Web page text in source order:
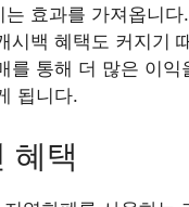
는 효과를 가져옵니다
시백 혜택도 커지기
를 통해 더 많은 이익
됩니다.
혜택